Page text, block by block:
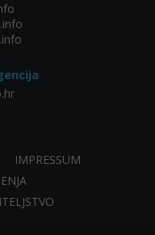
IMPRESSUM